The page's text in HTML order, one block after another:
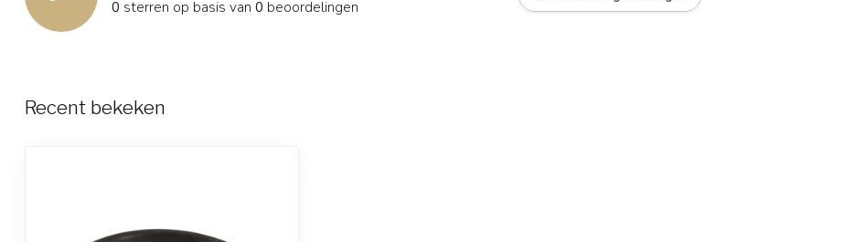
0 sterren op basis van 0 beoordelingen
Recent bekeken